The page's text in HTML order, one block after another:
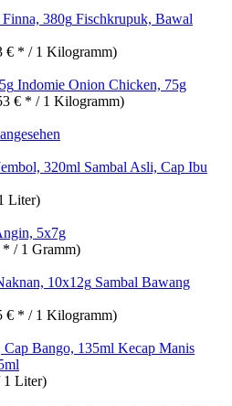
Fischkrupuk, Bawal
€ * / 1 Kilogramm)
Indomie Onion Chicken, 75g
€ * / 1 Kilogramm)
Sambal Asli, Cap Ibu
Liter)
5x7g
* / 1 Gramm)
Sambal Bawang
€ * / 1 Kilogramm)
Kecap Manis
1 Liter)